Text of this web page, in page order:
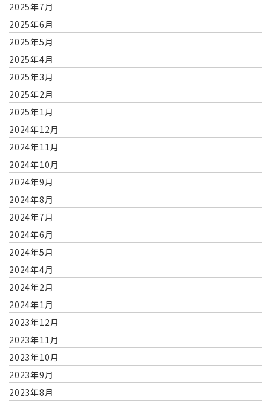
2025年7月
2025年6月
2025年5月
2025年4月
2025年3月
2025年2月
2025年1月
2024年12月
2024年11月
2024年10月
2024年9月
2024年8月
2024年7月
2024年6月
2024年5月
2024年4月
2024年2月
2024年1月
2023年12月
2023年11月
2023年10月
2023年9月
2023年8月